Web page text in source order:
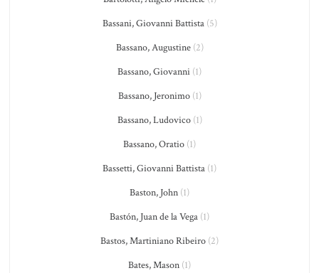
Bassani, Giovanni Battista(5)
Bassano, Augustine(2)
Bassano, Giovanni (1)
Bassano, Jeronimo(1)
Bassano, Ludovico(1)
Bassano, Oratio (1)
Bassetti, Giovanni Battista (1)
Baston, John (1)
Bastón, Juan de la Vega (1)
Bastos, Martiniano Ribeiro (2)
Bates, Mason (1)